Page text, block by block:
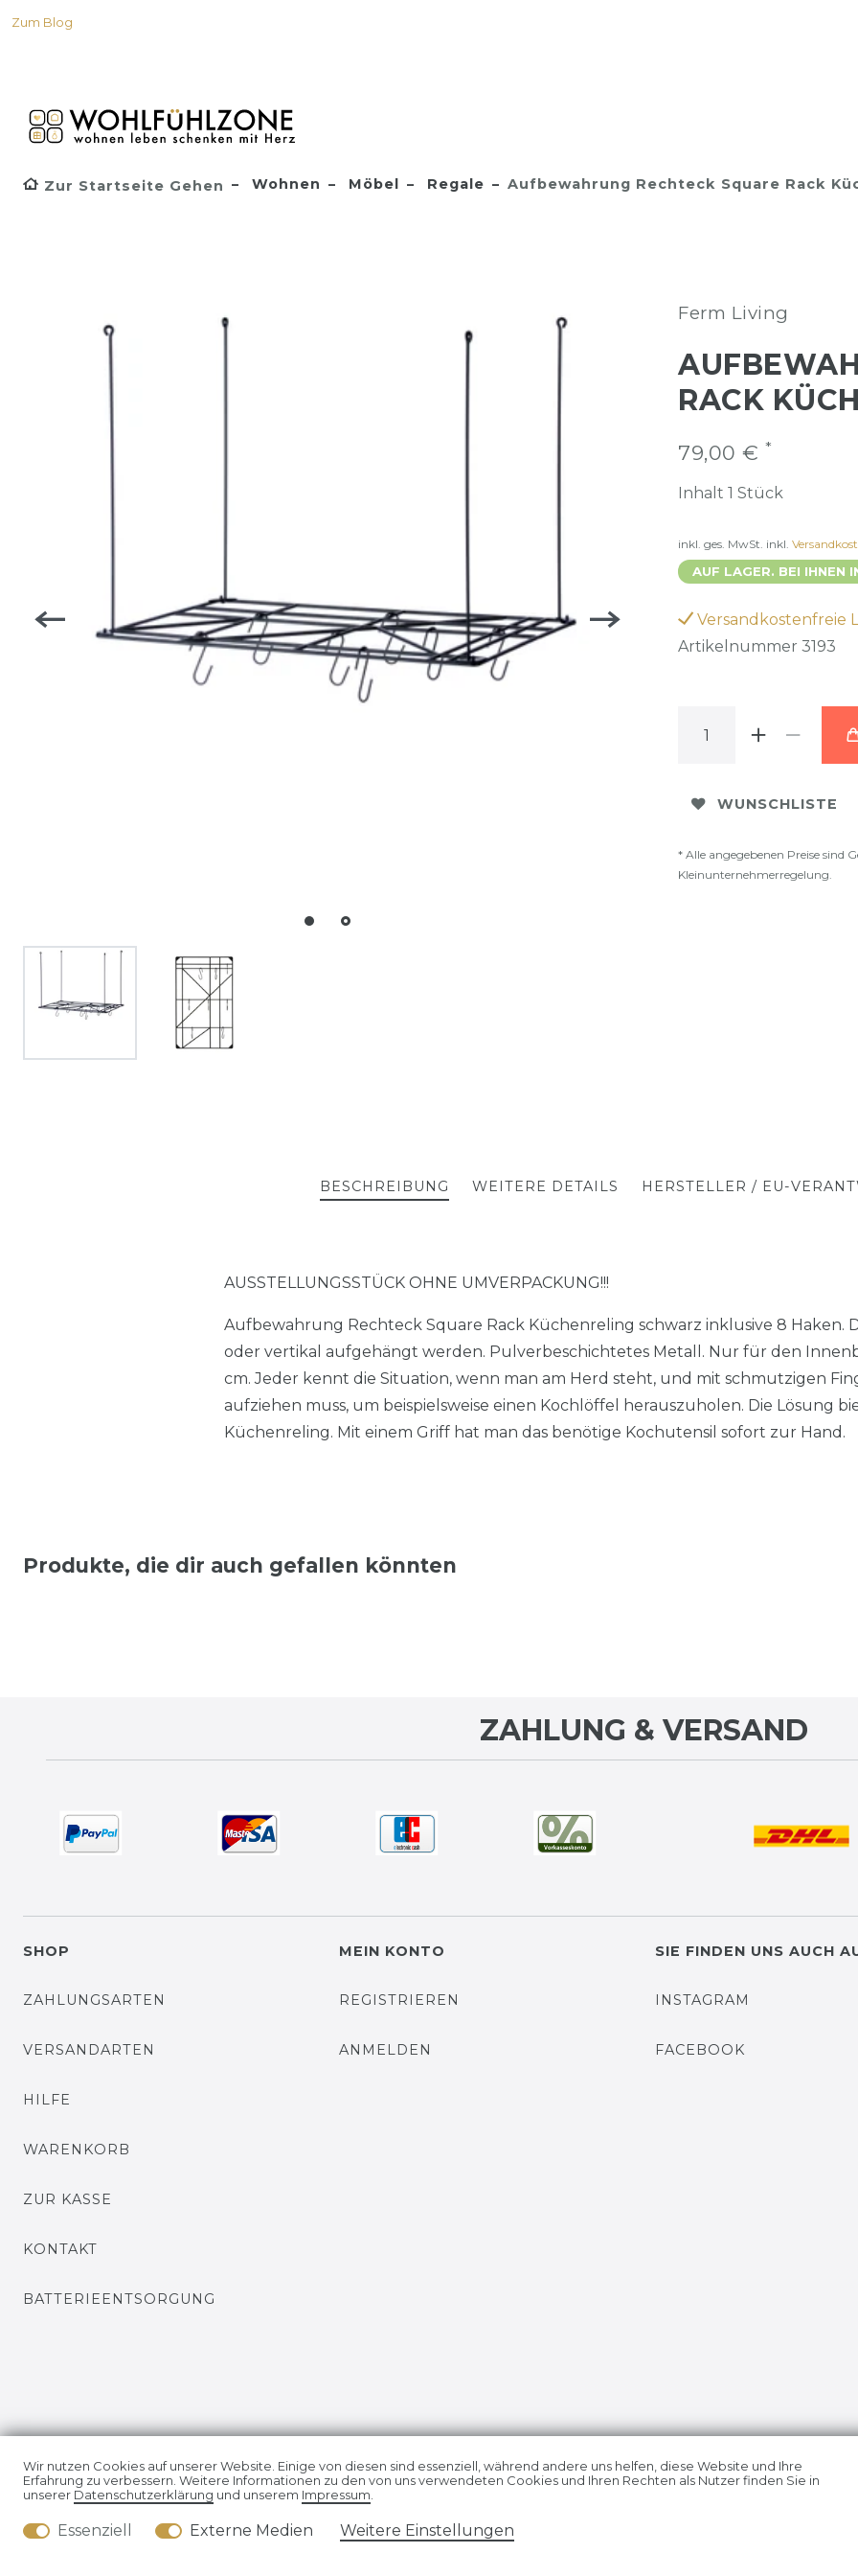
Zum Blog
Zur Startseite Gehen Wohnen Möbel Regale Aufbewahrung Rechteck Square Rack
Ferm Living
RACK
79,00 € *
Inhalt 1 Stück
inkl. ges. MwSt. inkl.
AUF LAGER. BEI IHNEN
Versandkostenfreie
Artikelnummer 3193
WUNSCHLISTE
* Alle angegebenen Preise sind
Kleinunternehmerregelung.
BESCHREIBUNG WEITERE DETAILS HERSTELLER / EU-
AUSSTELLUNGSSTÜCK OHNE UMVERPACKUNG!!!
Aufbewahrung Rechteck Square Rack Küchenreling schwarz inklusive 8 Haken.
oder vertikal aufgehängt werden. Pulverbeschichtetes Metall. Nur für den
cm. Jeder kennt die Situation, wenn man am Herd steht, und mit schmutzigen
aufziehen muss, um beispielsweise einen Kochlöffel herauszuholen. Die Lösung
Küchenreling. Mit einem Griff hat man das benötige Kochutensil sofort zur Hand.
Produkte, die dir auch gefallen könnten
ZAHLUNG & VERSAND
SHOP
ZAHLUNGSARTEN
VERSANDARTEN
HILFE
WARENKORB
ZUR KASSE
KONTAKT
BATTERIEENTSORGUNG
MEIN KONTO
REGISTRIEREN
ANMELDEN
SIE FINDEN UNS AUCH
INSTAGRAM
FACEBOOK
Wir nutzen Cookies auf unserer Website. Einige von diesen sind essenziell, während andere uns helfen, diese Website und Ihre
Erfahrung zu verbessern. Weitere Informationen zu den von uns verwendeten Cookies und Ihren Rechten als Nutzer finden Sie in
unserer Daten­schutz­erklärung und unserem Impressum.
Essenziell Externe Medien Weitere Einstellungen